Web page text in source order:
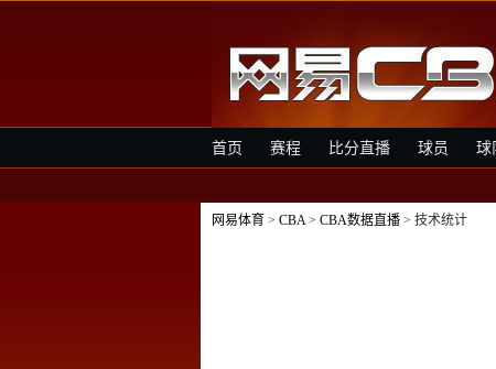
首页 赛程 比分直播 球员 球
网易体育 > CBA> CBA数据直播 > 技术统计